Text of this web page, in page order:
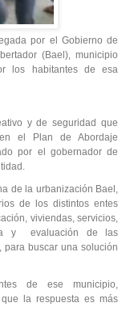
por el Gobierno de
(Bael), municipio
los habitantes de esa
y de seguridad que
el Plan de Abordaje
por el gobernador de
de la urbanización Bael,
de los distintos entes
viviendas, servicios,
y evaluación de las
para buscar una solución
de ese municipio,
la respuesta es más